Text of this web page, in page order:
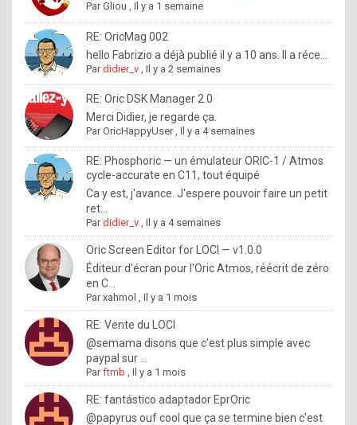
y
o
l
e
x
.
I
f
y
o
u
w
a
n
t
o
ParGliou ,Il y a 1 semaine
RE: OricMag 002
hello Fabrizio a déjà publié il y a 10 ans. Il a réce...
Pardidier_v ,Il y a 2 semaines
RE: Oric DSK Manager 2.0
Merci Didier, je regarde ça.
ParOricHappyUser,Il y a 4 semaines
RE: Phosphoric — un émulateur ORIC-1 / Atmos
cycle-accurate en C11, tout équipé
Ca y est, j'avance. J'espere pouvoir faire un petit
ret...
Pardidier_v ,Il y a 4 semaines
Oric Screen Editor for LOCI — v1.0.0
Éditeur d'écran pour l'Oric Atmos, réécrit de zéro
en C...
Parxahmol ,Il y a 1 mois
RE: Vente du LOCI
@semama disons que c'est plus simple avec
paypal sur ...
Parftmb ,Il y a 1 mois
RE: fantástico adaptador EprOric
@papyrus ouf cool que ça se termine bien c'est